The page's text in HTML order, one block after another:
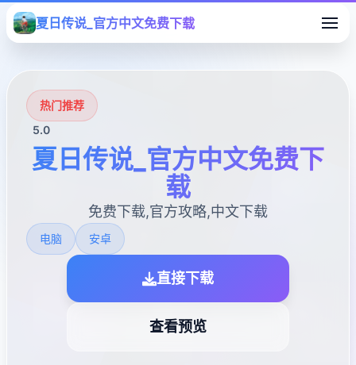
夏日传说_官方中文免费下载
热门推荐
5.0
夏日传说_官方中文免费下
载
免费下载,官方攻略,中文下载
电脑 安卓
直接下载
查看预览